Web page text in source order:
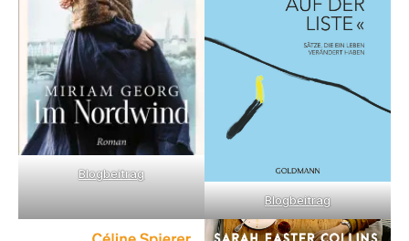
Blogbeitrag
Blogbeitrag